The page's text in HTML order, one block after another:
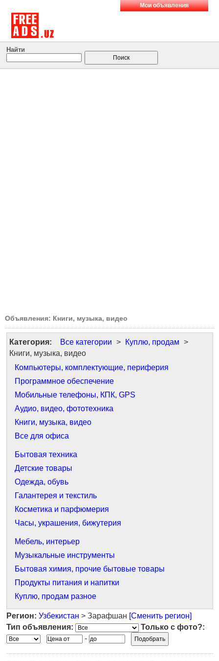
Мои объявления
Найти
Объявления: Книги, музыка, видео
Категория: Все категории > Куплю, продам >
Книги, музыка, видео
Компьютеры, комплектующие, периферия
Программное обеспечение
Мобильные телефоны, КПК, GPS
Аудио, видео, фототехника
Книги, музыка, видео
Все для офиса
Бытовая техника
Детские товары
Одежда, обувь
Галантерея и текстиль
Косметика и парфюмерия
Часы, украшения, бижутерия
Мебель, интерьер
Музыкальные инструменты
Бытовая химия, прочие бытовые товары
Продукты питания и напитки
Куплю, продам разное
Регион: Узбекистан > Зарафшан [Сменить регион]
Тип объявления:
Только с фото?:
-